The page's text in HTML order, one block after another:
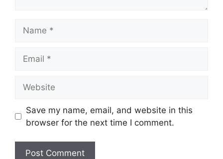
Save my name, email, and website in this
browser for the next time I comment.